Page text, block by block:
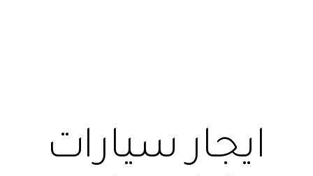
ايجار سيارات